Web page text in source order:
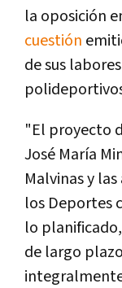
la oposición
cuestión
de sus
"El proyecto
José María
Malvinas y
los Deportes
lo
de largo